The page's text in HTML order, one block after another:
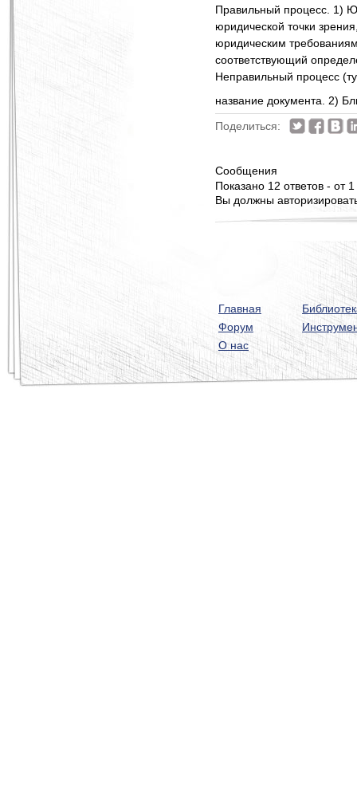
Правильный процесс. 1)
юридической точки
юридическим
соответствующий
Неправильный процесс
название документа. 2)
Поделиться:
Сообщения
Показано 12 ответов - от
Вы должны
Главная
Форум
О нас